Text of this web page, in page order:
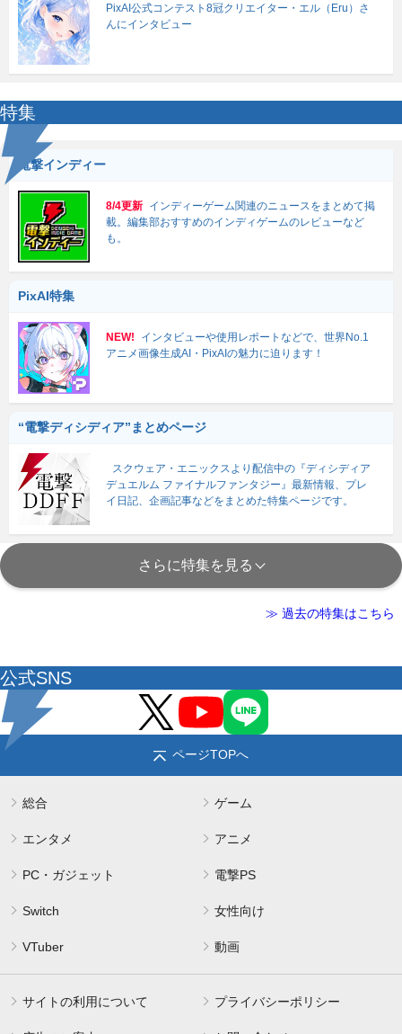
PixAI公式コンテスト8冠クリエイター・エル（Eru）さ
んにインタビュー
特集
電撃インディー
8/4更新 インディーゲーム関連のニュースをまとめて掲
載。編集部おすすめのインディゲームのレビューなど
も。
PixAI特集
NEW!
インタビューや使用レポートなどで、世界No.1
アニメ画像生成AI・PixAIの魅力に迫ります！
“電撃ディシディア”まとめページ
スクウェア・エニックスより配信中の『ディシディア
デュエルム ファイナルファンタジー』最新情報、プレ
イ日記、企画記事などをまとめた特集ページです。
さらに特集を見る
≫ 過去の特集はこちら
公式SNS
ページTOPへ
総合 ゲーム
エンタメ アニメ
PC・ガジェット 電撃PS
Switch 女性向け
VTuber 動画
サイトの利用について プライバシーポリシー